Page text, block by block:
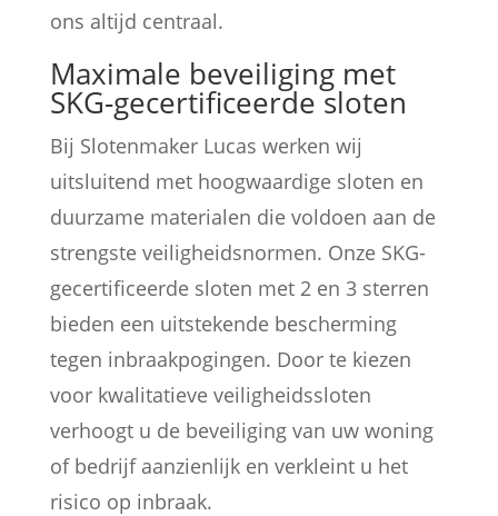
ons altijd centraal.
Maximale beveiliging met
SKG-gecertificeerde sloten
Bij Slotenmaker Lucas werken wij
uitsluitend met hoogwaardige sloten en
duurzame materialen die voldoen aan de
strengste veiligheidsnormen. Onze SKG-
gecertificeerde sloten met 2 en 3 sterren
bieden een uitstekende bescherming
tegen inbraakpogingen. Door te kiezen
voor kwalitatieve veiligheidssloten
verhoogt u de beveiliging van uw woning
of bedrijf aanzienlijk en verkleint u het
risico op inbraak.